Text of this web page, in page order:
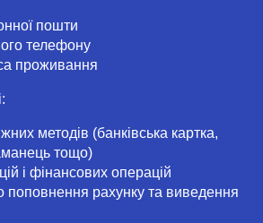
пошти
телефону
проживання
методів (банківська картка,
тощо)
і фінансових операцій
поповнення рахунку та виведення